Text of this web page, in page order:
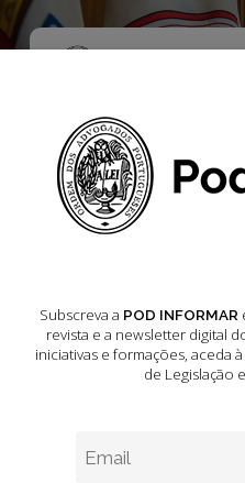
Skip
to
main
da
Subscreva a POD INFORMAR
revista e a newsletter digital
iniciativas e formações, aceda
de Legislação